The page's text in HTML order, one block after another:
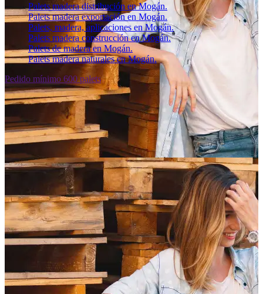
Palets madera distribución en Mogán.
Palets madera exportación en Mogán.
Palets, madera, aplicaciones en Mogán.
Palets madera construcción en Mogán.
Palets de madera en Mogán.
Palets madera naturales en Mogán.
Pedido mínimo 600 palets